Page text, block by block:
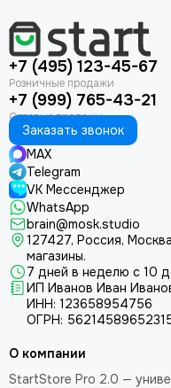
+7 (495) 123-45-67
+7 (999) 765-43-21
Заказать звонок
MAX
Telegram
VK Мессенджер
WhatsApp
brain@mosk.studio
127427, Россия,
магазины.
7 дней в неделю с 10
ИП Иванов Иван
ИНН: 123658954756
ОГРН:
О компании
StartStore Pro 2.0 —